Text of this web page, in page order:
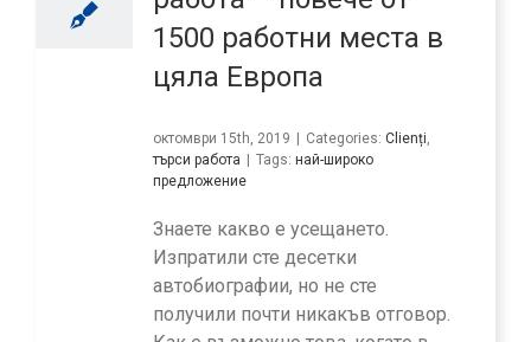
1500 работни места в
цяла Европа
октомври 15th, 2019 Categories: Clienți,
търси работа
Tags: най-широко
предложение
Знаете какво е усещането.
Изпратили сте десетки
автобиографии, но не сте
получили почти никакъв отговор.